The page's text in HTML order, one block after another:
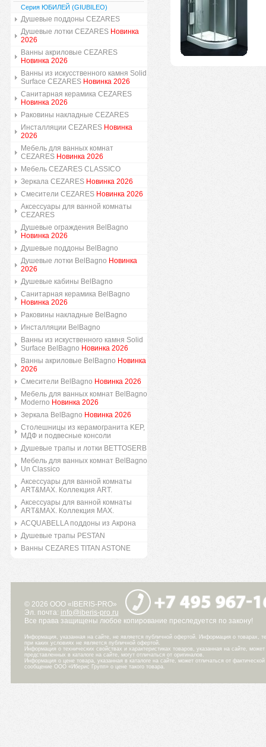
Серия ЮБИЛЕЙ (GIUBILEO)
Душевые поддоны CEZARES
Душевые лотки CEZARES Новинка
2026
Ванны акриловые CEZARES
Новинка 2026
Ванны из искусственного камня Solid
Surface CEZARES Новинка 2026
Санитарная керамика CEZARES
Новинка 2026
Раковины накладные CEZARES
Инсталляции CEZARES Новинка
2026
Мебель для ванных комнат
CEZARES Новинка 2026
Мебель CEZARES CLASSICO
Зеркала CEZARES Новинка 2026
Смесители CEZARES Новинка 2026
Аксессуары для ванной комнаты
CEZARES
Душевые ограждения BelBagno
Новинка 2026
Душевые поддоны BelBagno
Душевые лотки BelBagno Новинка
2026
Душевые кабины BelBagno
Санитарная керамика BelBagno
Новинка 2026
Раковины накладные BelBagno
Инсталляции BelBagno
Ванны из искуственного камня Solid
Surface BelBagno Новинка 2026
Ванны акриловые BelBagno Новинка
2026
Смесители BelBagno Новинка 2026
Мебель для ванных комнат BelBagno
Moderno Новинка 2026
Зеркала BelBagno Новинка 2026
Столешницы из керамогранита KEP,
МДФ и подвесные консоли
Душевые трапы и лотки BETTOSERB
Мебель для ванных комнат BelBagno
Un Classico
Аксессуары для ванной комнаты
ART&MAX. Коллекция ART.
Аксессуары для ванной комнаты
ART&MAX. Коллекция MAX.
ACQUABELLA поддоны из Акрона
Душевые трапы PESTAN
Ванны CEZARES TITAN ASTONE
© 2026 ООО «IBERIS-PRO»
Эл. почта: info@iberis-pro.ru
Все права защищены любое копирование преследуется по закону!
Информация, указанная на сайте, не является публичной офертой. Информация о товарах,
при каких условиях не является публичной офертой.
Информация о технических свойствах и характеристиках товаров, указанная на сайте,
представленных в каталоге на сайте, могут отличаться от оригиналов.
Информация о цене товара, указанная в каталоге на сайте, может отличаться от
сообщение ООО «Иберис Групп» о цене такого товара.